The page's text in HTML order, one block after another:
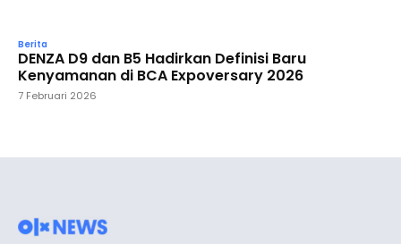
Berita
DENZA D9 dan B5 Hadirkan Definisi Baru
Kenyamanan di BCA Expoversary 2026
7 Februari 2026